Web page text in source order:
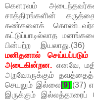
கௌரவம்
சாத்திரங்களின்
கண்களைக்
கட்டுப்பாடில்லாத
பின்பற்ற இயலாது.(36)
மனிதனால்
அடைகின்றன. எனவே,
அறவோருக்கும்
செயலும் இல்லை [9].(37)
இருக்கும்